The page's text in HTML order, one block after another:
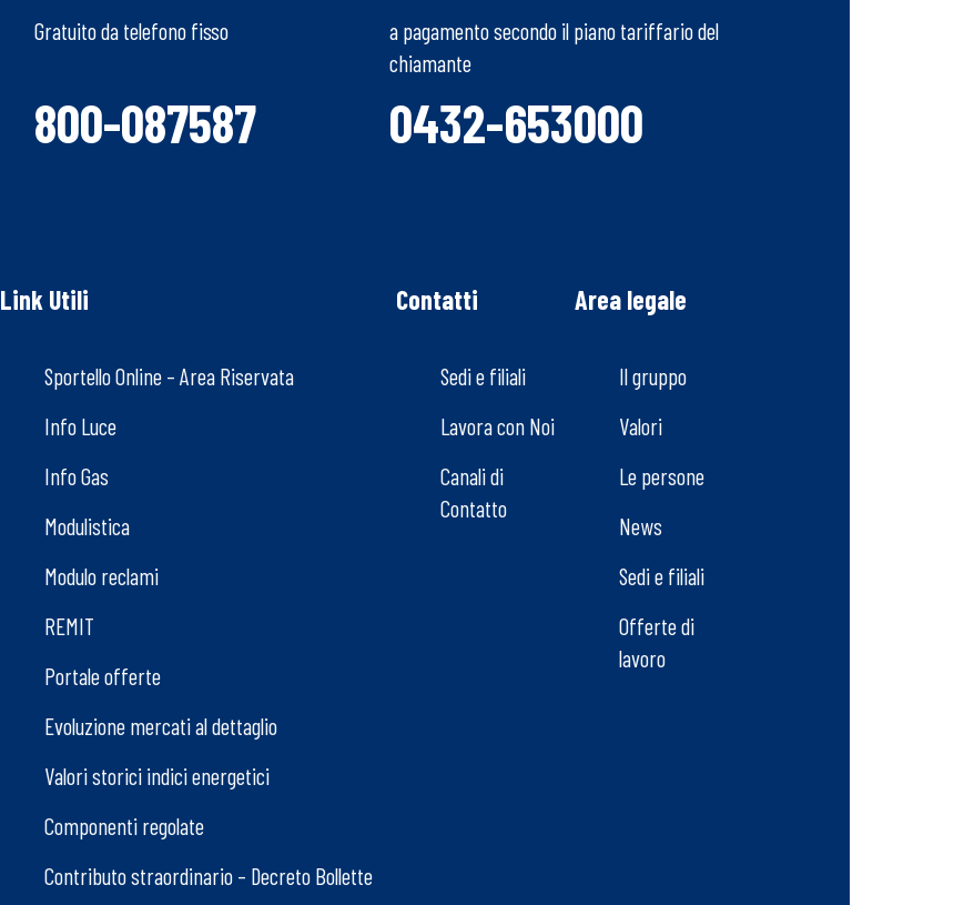
Gratuito da telefono fisso
800-087587
a pagamento secondo il piano tariffario del
chiamante
0432-653000
Link Utili
Sportello Online – Area Riservata
Info Luce
Info Gas
Modulistica
Modulo reclami
REMIT
Portale offerte
Evoluzione mercati al dettaglio
Valori storici indici energetici
Componenti regolate
Contributo straordinario – Decreto Bollette
Contatti
Sedi e filiali
Lavora con Noi
Canali di
Contatto
Area legale
Il gruppo
Valori
Le persone
News
Sedi e filiali
Offerte di
lavoro